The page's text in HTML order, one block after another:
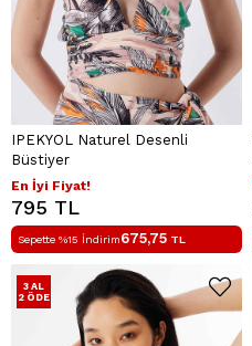
IPEKYOL Naturel Desenli
Büstiyer
En İyi Fiyat!
795 TL
Sepette %15 İndirim675,75 TL
3 AL
2 ÖDE